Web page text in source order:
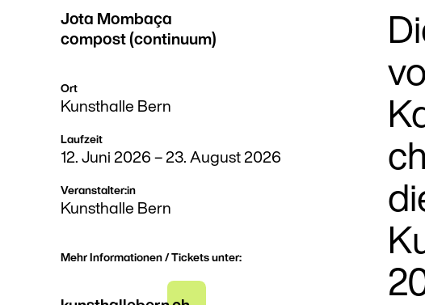
Jota Mombaça
compost (continuum)
Ort
Kunsthalle Bern
Laufzeit
12. Juni 2026–23. August 2026
Veranstalter:in
Kunsthalle Bern
Mehr Informationen / Tickets unter: